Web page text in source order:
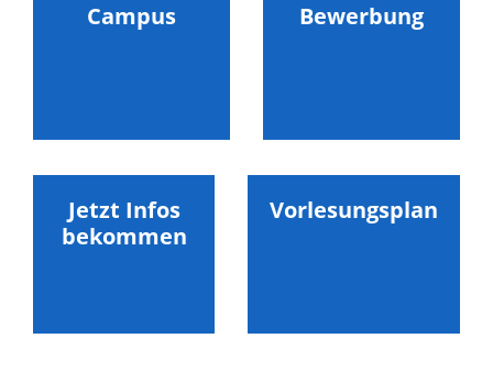
Campus Bewerbung
Jetzt Infos
bekommen
Vorlesungsplan